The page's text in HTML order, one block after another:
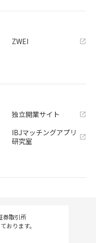
ZWEI
独立開業サイト
IBJマッチングアプリ
研究室
券取引所
おります。